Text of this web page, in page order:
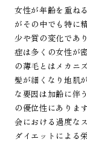
女性が年齢を重ね
がその中でも特に
少や質の変化であ
症は多くの女性が
の薄毛とはメカニ
髪が細くなり地肌
な要因は加齢に伴
の優位性にありま
会における過度な
ダイエットによる